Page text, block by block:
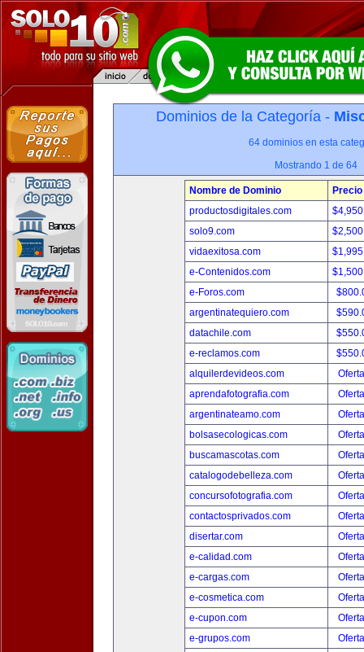
Dominios de la Categoría -
64 dominios en esta
Mostrando 1 de 64
Nombre de Dominio
Precio
productosdigitales.com
solo9.com
vidaexitosa.com
e-Contenidos.com
e-Foros.com
argentinatequiero.com
datachile.com
e-reclamos.com
alquilerdevideos.com
aprendafotografia.com
argentinateamo.com
bolsasecologicas.com
buscamascotas.com
catalogodebelleza.com
concursofotografia.com
contactosprivados.com
disertar.com
e-calidad.com
e-cargas.com
e-cosmetica.com
e-cupon.com
e-grupos.com